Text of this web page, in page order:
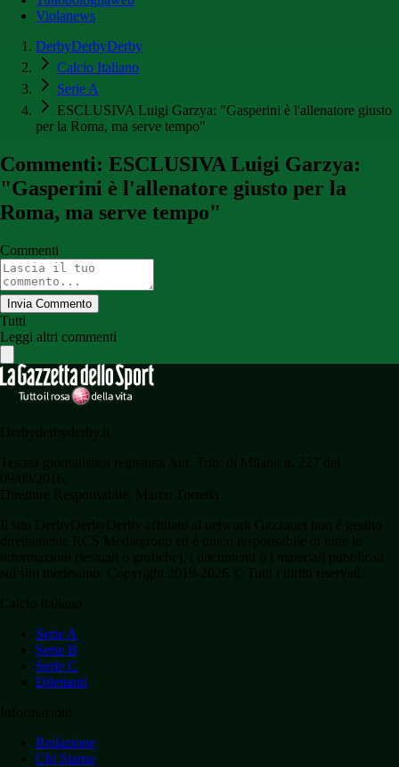
Violanews
DerbyDerbyDerby
Calcio Italiano
Serie A
ESCLUSIVA Luigi Garzya: "Gasperini è l'allenatore giusto
per la Roma, ma serve tempo"
Commenti: ESCLUSIVA Luigi Garzya:
"Gasperini è l'allenatore giusto per la
Roma, ma serve tempo"
Commenti
Invia Commento
Tutti
Leggi altri commenti
Serie A
Serie B
Serie C
Dilettanti
Redazione
Chi Siamo